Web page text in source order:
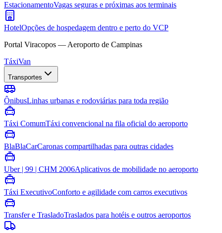
EstacionamentoVagas seguras e próximas aos terminais
HotelOpções de hospedagem dentro e perto do VCP
Portal Viracopos — Aeroporto de Campinas
TáxiVan
Transportes
ÔnibusLinhas urbanas e rodoviárias para toda região
Táxi ComumTáxi convencional na fila oficial do aeroporto
BlaBlaCarCaronas compartilhadas para outras cidades
Uber | 99 | CHM 2006Aplicativos de mobilidade no aeroporto
Táxi ExecutivoConforto e agilidade com carros executivos
Transfer e TrasladoTraslados para hotéis e outros aeroportos